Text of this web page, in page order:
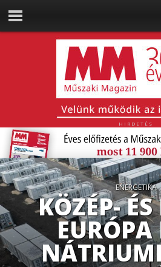
HIRDETÉS
ROBOTIKA